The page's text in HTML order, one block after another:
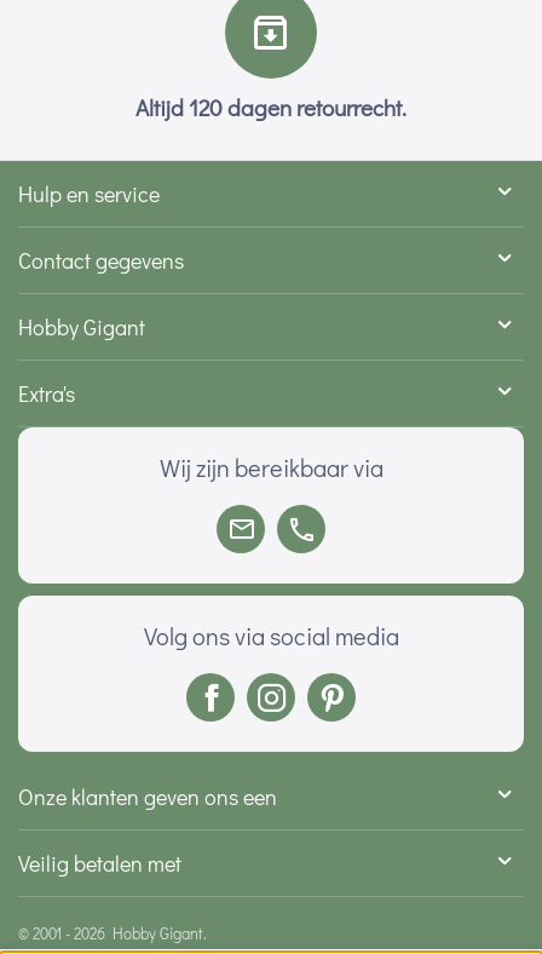
Altijd 120 dagen retourrecht.
Hulp en service
Contact gegevens
Hobby Gigant
Extra's
Wij zijn bereikbaar via
Volg ons via social media
Onze klanten geven ons een
Veilig betalen met
© 2001 - 2026 Hobby Gigant.